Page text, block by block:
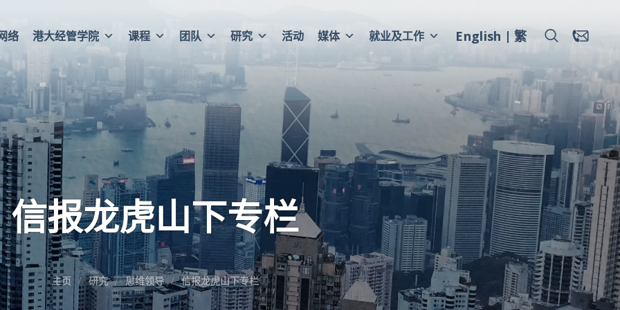
络 港大经管学院 课程 团队 研究 活动 媒体 就业及工作 English 繁
信报龙虎山下专栏
主页 研究 思维领导 信报龙虎山下专栏